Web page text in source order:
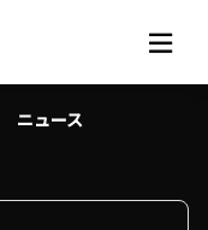
て
ニュース